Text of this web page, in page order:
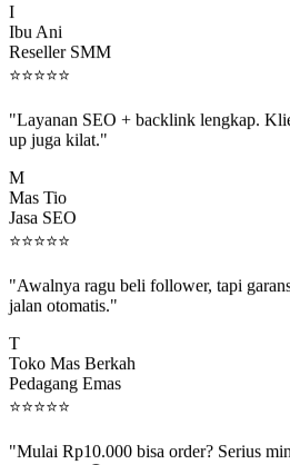
Ibu Ani
Reseller SMM
⭐⭐⭐⭐⭐
up juga kilat."
Mas Tio
Jasa SEO
⭐⭐⭐⭐⭐
jalan otomatis."
Toko Mas Berkah
Pedagang Emas
⭐⭐⭐⭐⭐
jajan boba 😂"